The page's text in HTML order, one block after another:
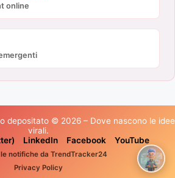
online
depositato © 2026 – Dove nascono le idee
virali.
LinkedIn Facebook YouTube
notifiche da TrendTracker24
Privacy Policy